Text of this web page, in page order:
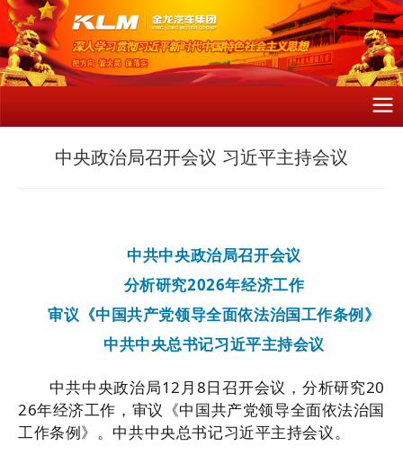
中央政治局召开会议 习近平主持会议
中共中央政治局召开会议
分析研究2026年经济工作
审议《中国共产党领导全面依法治国工作条例》
中共中央总书记习近平主持会议
中共中央政治局12月8日召开会议，分析研究20
26年经济工作，审议《中国共产党领导全面依法治国
工作条例》。中共中央总书记习近平主持会议。